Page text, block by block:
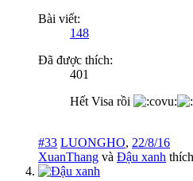
Bài viết:
148
Đã được thích:
401
Hết Visa rồi
#33 LUONGHO, 22/8/16
XuanThang và Đậu xanh